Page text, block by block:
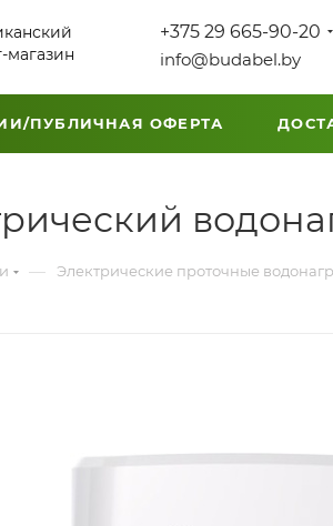
магазин
+375 29 665-90-20
info@budabel.by
ПУБЛИЧНАЯ ОФЕРТА
— Электрические проточные